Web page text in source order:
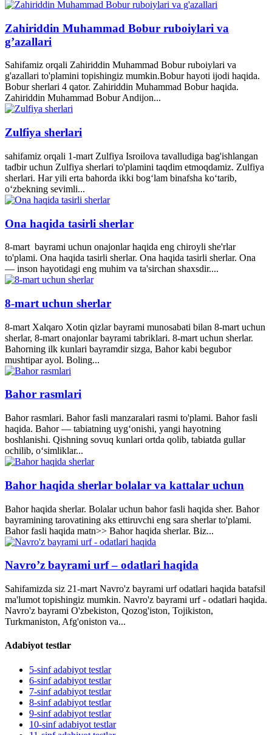
Zahiriddin Muhammad Bobur ruboiylari va
g’azallari
Sahifamiz orqali Zahiriddin Muhammad Bobur ruboiylari va
g'azallari to'plamini topishingiz mumkin.Bobur hayoti ijodi haqida.
Bobur sherlari 4 qator. Zahiriddin Muhammad Bobur haqida.
Zahiriddin Muhammad Bobur Andijon...
Zulfiya sherlari
sahifamiz orqali 1-mart Zulfiya Isroilova tavalludiga bag'ishlangan
tadbir uchun Zulfiya sherlari to'plamini taqdim etmoqdamiz. Zulfiya
sherlari. Har yili erta bahorda ikki bogʻlam binafsha koʻtarib,
oʻzbekning sevimli...
Ona haqida tasirli sherlar
8-mart bayrami uchun onajonlar haqida eng chiroyli she'rlar
to'plami. Ona haqida tasirli sherlar. Ona haqida tasirli sherlar. Ona
— inson hayotidagi eng muhim va ta'sirchan shaxsdir....
8-mart uchun sherlar
8-mart Xalqaro Xotin qizlar bayrami munosabati bilan 8-mart uchun
sherlar, 8-mart onajonlar bayrami tabriklari. 8-mart uchun sherlar.
Bahorning ilk kunlari bayramdir sizga, Bahor kabi begubor
mushtipar ayol. Boling...
Bahor rasmlari
Bahor rasmlari. Bahor fasli manzaralari rasmi to'plami. Bahor fasli
haqida. Bahor — tabiatning uyg‘onishi, yangi hayotning
boshlanishi. Qishning sovuq kunlari ortda qolib, tabiatda gullar
ochilib, o‘simliklar...
Bahor haqida sherlar bolalar va kattalar uchun
Bahor haqida sherlar. Bolalar uchun bahor fasli haqida sher. Bahor
bayramining tarovatining aks ettiruvchi eng sara sherlar to'plami.
Bahor fasli haqida matn>> Bahor haqida sherlar. Biz...
Navro’z bayrami urf – odatlari haqida
Sahifamizda siz 21-mart Navro'z bayrami urf odatlari haqida batafsil
ma'lumot topishingiz mumkin. Navro'z bayrami urf - odatlari haqida.
Navro'z bayrami O'zbekiston, Qozog'iston, Tojikiston,
Turkmaniston, Afg'oniston va...
Adabiyot testlar
5-sinf adabiyot testlar
6-sinf adabiyot testlar
7-sinf adabiyot testlar
8-sinf adabiyot testlar
9-sinf adabiyot testlar
10-sinf adabiyot testlar